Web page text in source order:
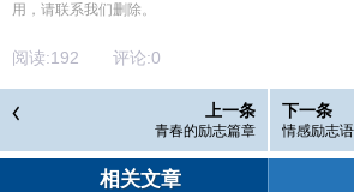
用，请联系我们删除。
阅读:192 评论:0
上一条
青春的励志篇章
下一条
情感励志
相关文章